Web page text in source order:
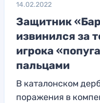
14.02.2022
Защитник
извинился за
игрока
пальцами
В каталонском
поражения в